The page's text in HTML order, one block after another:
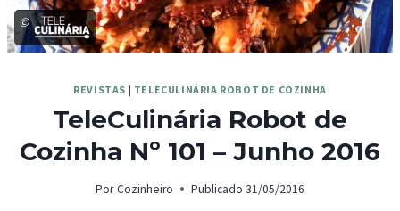
©
REVISTAS | TELECULINÁRIA ROBOT DE COZINHA
TeleCulinária Robot de
Cozinha Nº 101 – Junho 2016
Por Cozinheiro Publicado 31/05/2016